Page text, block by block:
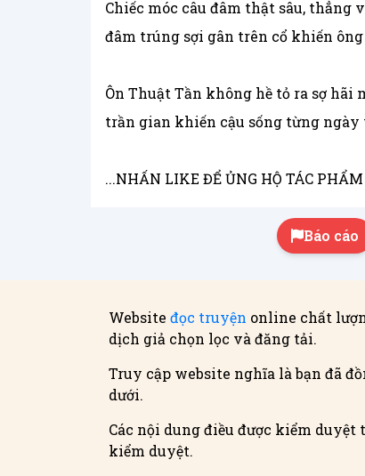
Chiếc móc câu đâm thật sâu, thẳng
đâm trúng sợi gân trên cổ khiến
Ôn Thuật Tần không hề tỏ ra sợ
trần gian khiến cậu sống từng ngày
...NHẤN LIKE ĐỂ ỦNG HỘ TÁC PHẨM
Báo cáo
Website đọc truyện online chất
dịch giả chọn lọc và đăng tải.
Truy cập website nghĩa là bạn đã
dưới.
Các nội dung điều được kiểm
kiểm duyệt.